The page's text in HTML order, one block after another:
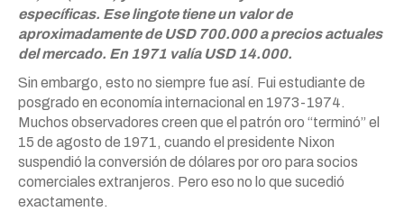
específicas. Ese lingote tiene un valor de
aproximadamente de USD 700.000 a precios actuales
del mercado. En 1971 valía USD 14.000.
Sin embargo, esto no siempre fue así. Fui estudiante de
posgrado en economía internacional en 1973-1974.
Muchos observadores creen que el patrón oro “terminó” el
15 de agosto de 1971, cuando el presidente Nixon
suspendió la conversión de dólares por oro para socios
comerciales extranjeros. Pero eso no lo que sucedió
exactamente.